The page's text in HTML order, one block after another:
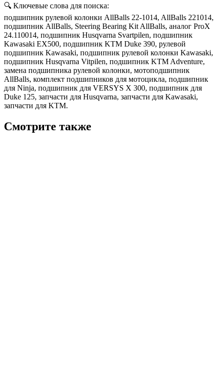
🔍 Ключевые слова для поиска:
подшипник рулевой колонки AllBalls 22-1014, AllBalls 221014,
подшипник AllBalls, Steering Bearing Kit AllBalls, аналог ProX
24.110014, подшипник Husqvarna Svartpilen, подшипник
Kawasaki EX500, подшипник KTM Duke 390, рулевой
подшипник Kawasaki, подшипник рулевой колонки Kawasaki,
подшипник Husqvarna Vitpilen, подшипник KTM Adventure,
замена подшипника рулевой колонки, мотоподшипник
AllBalls, комплект подшипников для мотоцикла, подшипник
для Ninja, подшипник для VERSYS X 300, подшипник для
Duke 125, запчасти для Husqvarna, запчасти для Kawasaki,
запчасти для KTM.
Смотрите также